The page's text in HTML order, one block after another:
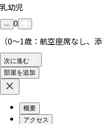
乳幼児
0
（0〜1歳：航空座席なし、添
次に進む
部屋を追加
概要
アクセス